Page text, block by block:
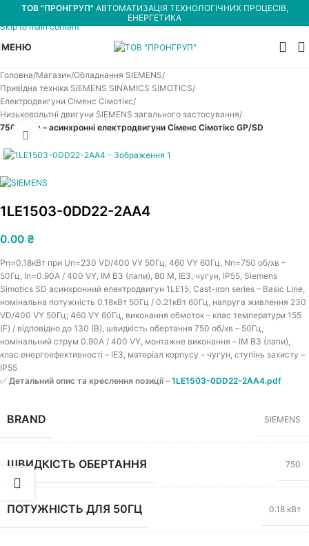
Skip to navigation
Skip to main content
ТОВ "ПРОНГРУП" АВТОМАТИЗАЦІЯ ТЕХНОЛОГІЧНИХ ПРОЦЕСІВ,
ЕНЕРГЕТИКА
МЕНЮ
Головна Магазин Обладнання SIEMENS
Привідна техніка SIEMENS SINAMICS SIMOTICS
Електродвигуни Сіменс Сімотікс
Низьковольтні двигуни SIEMENS загального застосування
750 об/хв – асинхронні електродвигуни Сіменс Сімотікс GP/SD
Увеличить
1LE1503-0DD22-2AA4
0.00 ₴
Pn=0.18кВт при Un=230 VD/400 VY 50Гц; 460 VY 60Гц, Nn=750 об/хв –
50Гц, In=0.90A / 400 VY, IM B3 (лапи), 80 M, IE3, чугун, IP55, Siemens
Simotics SD асинхронний електродвигун 1LE15, Cast-iron series – Basic Line,
номінальна потужність 0.18кВт 50Гц / 0.21кВт 60Гц, напруга живлення 230
VD/400 VY 50Гц; 460 VY 60Гц, виконання обмоток – клас температури 155
(F) / відповідно до 130 (B), швидкість обертання 750 об/хв – 50Гц,
номінальний струм 0.90A / 400 VY, монтажне виконання – IM B3 (лапи),
клас енергоефективності – IE3, матеріал корпусу – чугун, ступінь захисту –
IP55
✅ Детальний опис та креслення позиції– 1LE1503-0DD22-2AA4.pdf
BRAND SIEMENS
ШВИДКІСТЬ ОБЕРТАННЯ 750
ПОТУЖНІСТЬ ДЛЯ 50ГЦ 0.18 кВт